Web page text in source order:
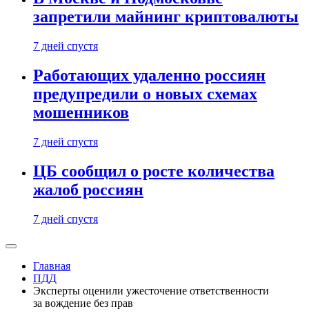
запретили майнинг криптовалюты
7 дней спустя
Работающих удаленно россиян
предупредили о новых схемах
мошенников
7 дней спустя
ЦБ сообщил о росте количества
жалоб россиян
7 дней спустя
Главная
ПДД
Эксперты оценили ужесточение ответственности
за вождение без прав